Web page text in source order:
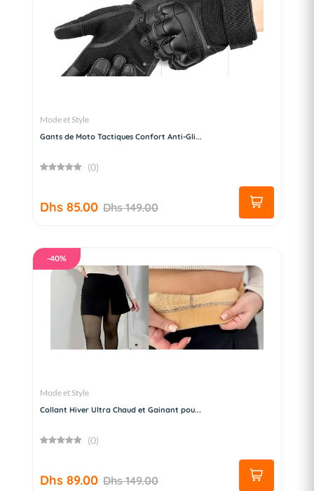
Mode et Style
Gants de Moto Tactiques Confort Anti-Gli...
(0)
Dhs 85.00 Dhs 149.00
-40%
Mode et Style
Collant Hiver Ultra Chaud et Gainant pou...
(0)
Dhs 89.00 Dhs 149.00